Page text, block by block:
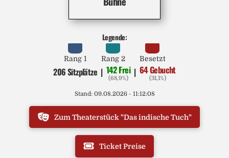
Legende:
Rang 1 Rang 2 Besetzt
206 Sitzplätze | 142 Frei
(68,9%)
| 64 Gebucht
(31,1%)
Stand: 09.08.2026 - 11:12:08
Zum Theaterstück "Das indische Tuch"
Ticket Preise